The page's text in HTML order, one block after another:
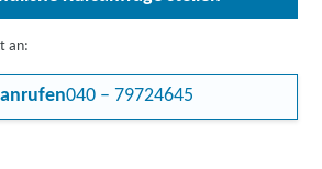
an:
040 – 79724645